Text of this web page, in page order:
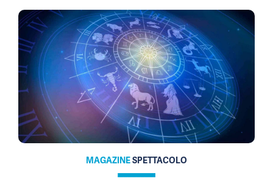
MAGAZINESPETTACOLO